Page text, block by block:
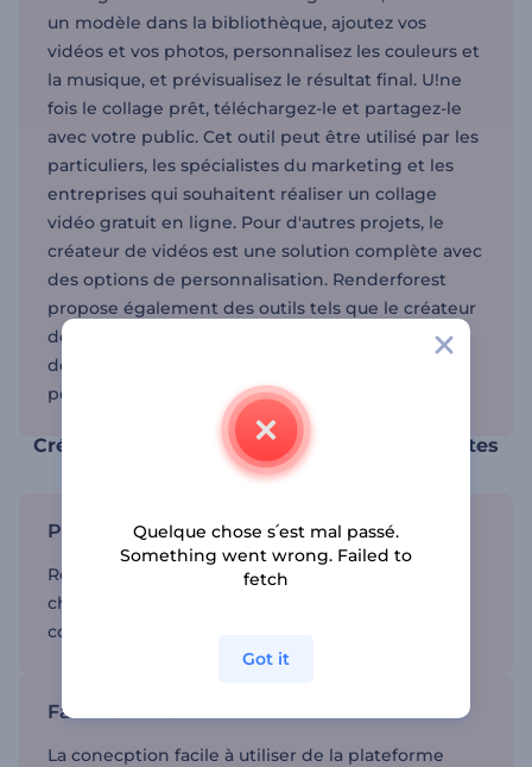
un modèle dans la bibliothèque, ajoutez vos
vidéos et vos photos, personnalisez les couleurs et
la musique, et prévisualisez le résultat final. U!ne
fois le collage prêt, téléchargez-le et partagez-le
avec votre public. Cet outil peut être utilisé par les
particuliers, les spécialistes du marketing et les
entreprises qui souhaitent réaliser un collage
vidéo gratuit en ligne. Pour d'autres projets, le
créateur de vidéos est une solution complète avec
des options de personnalisation. Renderforest
propose également des outils tels que le créateur
de vidéos explicatives pour des explications
détaillées et le créateur de vidéos publicitaires
pour la promotion de vos produits ou services.
Créez des collages vidéo en quelques minutes
Personnalisez vos collages vidéo
Renderforest vous permet de personnaliser
chaque aspect de votre contenu afin qu'il
corresponde à votre vision et à votre style.
Facile à utiliser
La conecption facile à utiliser de la plateforme
Quelque chose s՛est mal passé.
Something went wrong. Failed to
fetch
Got it